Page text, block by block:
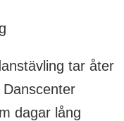
tar åter
dagar lång